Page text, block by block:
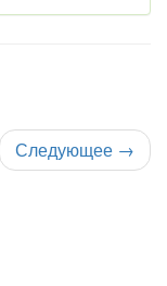
Следующее →